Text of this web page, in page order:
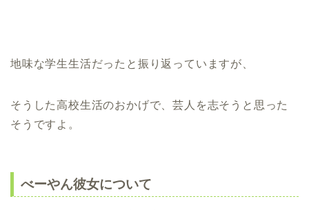
地味な学生生活だったと振り返っていますが、
そうした高校生活のおかげで、芸人を志そうと思った
そうですよ。
べーやん彼女について